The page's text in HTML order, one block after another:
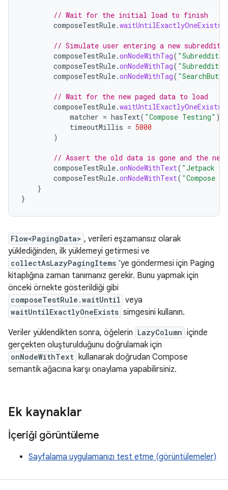
// Wait for the initial load to finish
composeTestRule.waitUntilExactlyOneExists
// Simulate user entering a new
composeTestRule.onNodeWithTag(
composeTestRule.onNodeWithTag(
composeTestRule.onNodeWithTag(
// Wait for the new paged data to load
composeTestRule.waitUntilExactlyOneExists
matcher = hasText( "Compose Testing" ),
timeoutMillis = 5000
)
// Assert the old data is gone and the
composeTestRule.onNodeWithText( "Jetpack
composeTestRule.onNodeWithText( "Compose
}
}
Flow<PagingData> , verileri eşzamansız olarak
yüklediğinden, ilk yüklemeyi getirmesi ve
collectAsLazyPagingItems 'ye göndermesi için Paging
kitaplığına zaman tanımanız gerekir. Bunu yapmak için
önceki örnekte gösterildiği gibi
composeTestRule.waitUntil veya
waitUntilExactlyOneExists simgesini kullanın.
Veriler yüklendikten sonra, öğelerin LazyColumn içinde
gerçekten oluşturulduğunu doğrulamak için
onNodeWithText kullanarak doğrudan Compose
semantik ağacına karşı onaylama yapabilirsiniz.
Ek kaynaklar
İçeriği görüntüleme
Sayfalama uygulamanızı test etme (görüntülemeler)